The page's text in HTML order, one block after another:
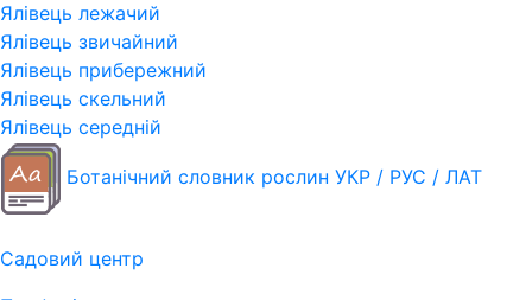
Ялівець лежачий
Ялівець звичайний
Ялівець прибережний
Ялівець скельний
Ялівець середній
Ботанічний словник рослин УКР / РУС / ЛАТ
Садовий центр